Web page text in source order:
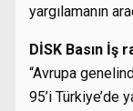
yargılamanın
DİSK Basın İş
“Avrupa
95’i Türkiye’de